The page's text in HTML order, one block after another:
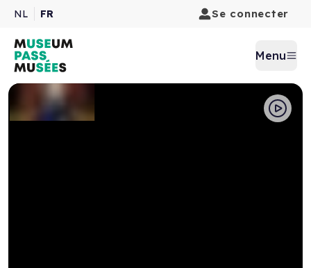
NL FR Se connecter
Menu